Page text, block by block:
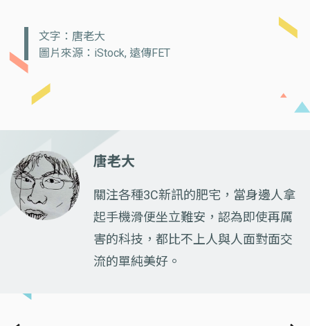
文字：唐老大
圖片來源：iStock, 遠傳FET
唐老大
關注各種3C新訊的肥宅，當身邊人拿
起手機滑便坐立難安，認為即使再厲
害的科技，都比不上人與人面對面交
流的單純美好。